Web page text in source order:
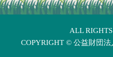
ALL
COPYRIGHT © 公益財団法